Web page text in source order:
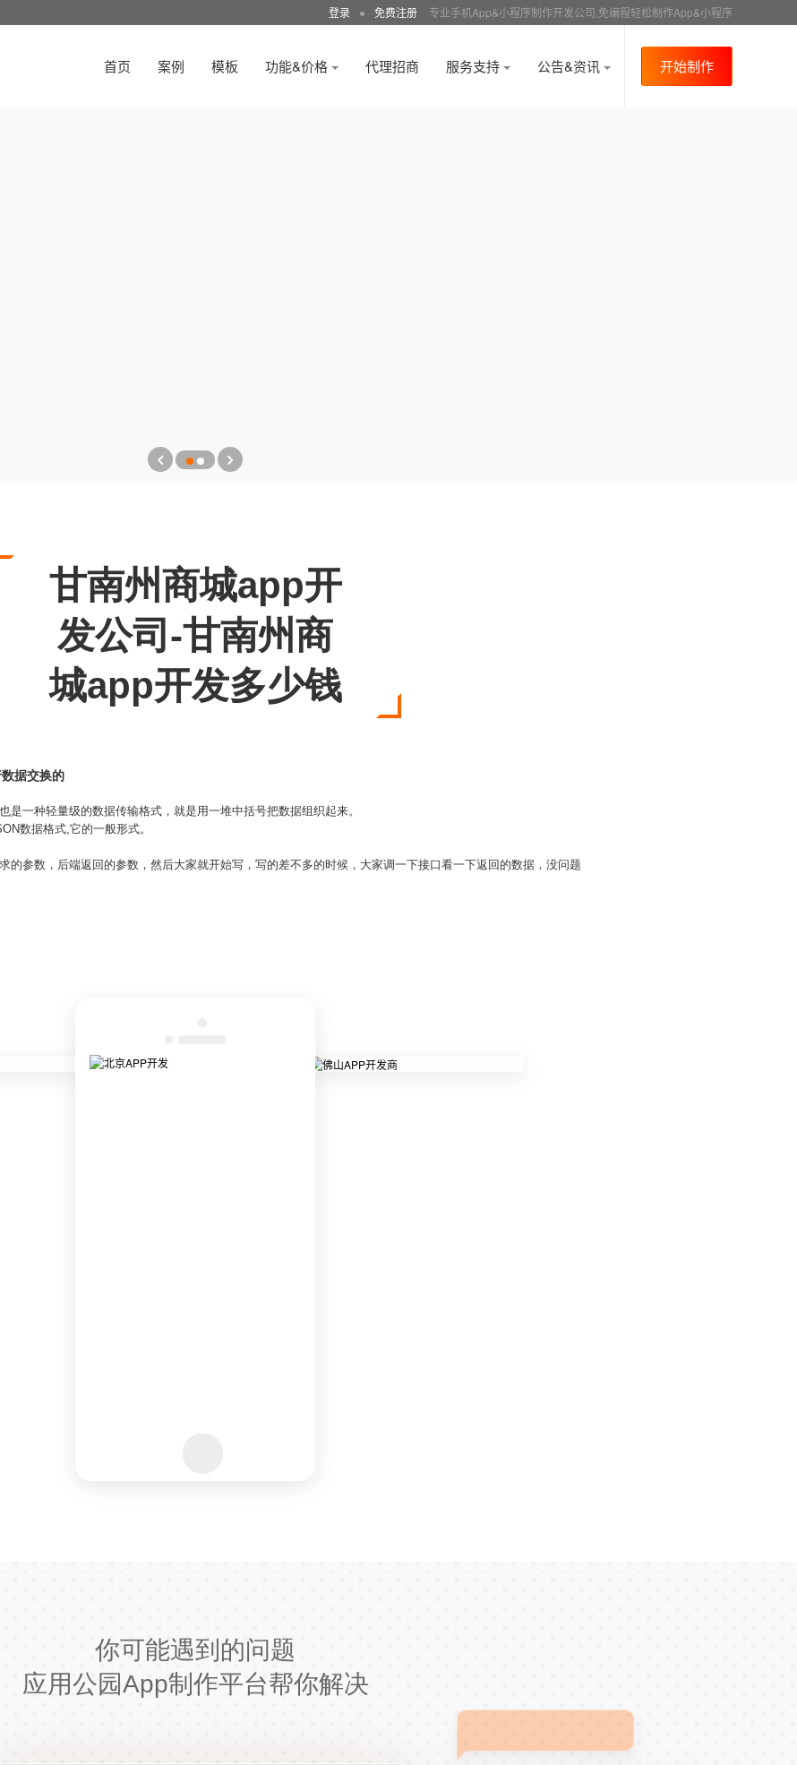
登录 ● 免费注册 专业手机App&小程序制作开发公司,免编程轻松制作App&小程序
首页 案例 模板 功能&价格 代理招商 服务支持 公告&资讯 开始制作
甘南州商城app开
发公司-甘南州商
城app开发多少钱
据交换的
是一种轻量级的数据传输格式，就是用一堆中括号把数据组织起来。
数据格式,它的一般形式。
的参数，后端返回的参数，然后大家就开始写，写的差不多的时候，大家调一下接口看一下返回的数据，没问题
你可能遇到的问题
应用公园App制作平台帮你解决